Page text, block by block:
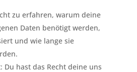
zu erfahren, warum deine
Daten benötigt werden,
und wie lange sie
Du hast das Recht deine uns